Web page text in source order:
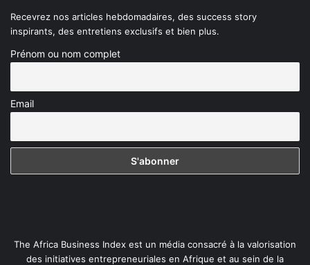
Recevrez nos articles hebdomadaires, des success story
inspirants, des entretiens exclusifs et bien plus.
Prénom ou nom complet
Email
The Africa Business Index est un média consacré à la valorisation
des initiatives entrepreneuriales en Afrique et au sein de la